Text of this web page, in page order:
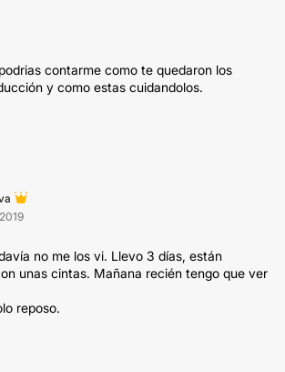
contarme como te quedaron los
y como estas cuidandolos.
no me los vi. Llevo 3 días, están
unas cintas. Mañana recién tengo que ver
reposo.